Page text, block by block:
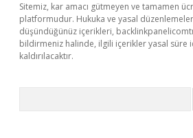
Sitemiz, kar amacı gütmeyen ve tamamen
platformudur. Hukuka ve yasal
düşündüğünüz içerikleri,
bildirmeniz halinde, ilgili içerikler yasal süre
kaldırılacaktır.